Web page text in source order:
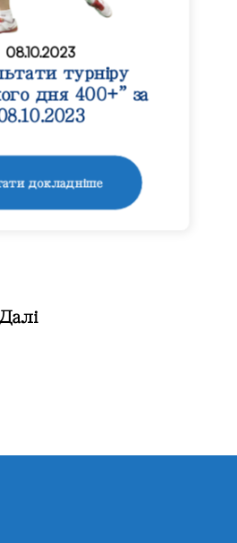
08.10.2023
турніру
дня 400+” за
докладніше
Далі